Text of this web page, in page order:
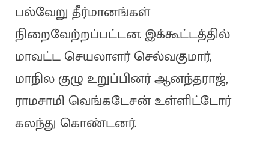
பல்வேறு தீர்மானங்கள்
நிறைவேற்றப்பட்டன. இக்கூட்டத்தில்
மாவட்ட செயலாளர் செல்வகுமார்,
மாநில குழு உறுப்பினர் ஆனந்தராஜ்,
ராமசாமி வெங்கடேசன் உள்ளிட்டோர்
கலந்து கொண்டனர்.